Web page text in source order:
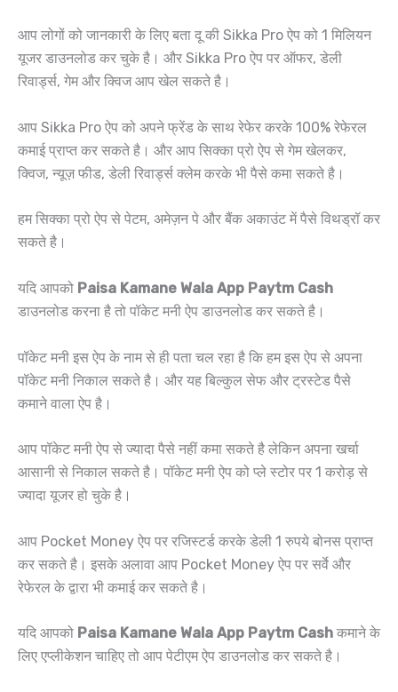
आप लोगों को जानकारी के लिए बता दू की Sikka Pro ऐप को 1 मिलियन
यूजर डाउनलोड कर चुके है। और Sikka Pro ऐप पर ऑफर, डेली
रिवार्ड्स, गेम और क्विज आप खेल सकते है।
आप Sikka Pro ऐप को अपने फ्रेंड के साथ रेफेर करके 100% रेफेरल
कमाई प्राप्त कर सकते है। और आप सिक्का प्रो ऐप से गेम खेलकर,
क्विज, न्यूज़ फीड, डेली रिवार्ड्स क्लेम करके भी पैसे कमा सकते है।
हम सिक्का प्रो ऐप से पेटम, अमेज़न पे और बैंक अकाउंट में पैसे विथड्रॉ कर
सकते है।
यदि आपको Paisa Kamane Wala App Paytm Cash
डाउनलोड करना है तो पॉकेट मनी ऐप डाउनलोड कर सकते है।
पॉकेट मनी इस ऐप के नाम से ही पता चल रहा है कि हम इस ऐप से अपना
पॉकेट मनी निकाल सकते है। और यह बिल्कुल सेफ और ट्रस्टेड पैसे
कमाने वाला ऐप है।
आप पॉकेट मनी ऐप से ज्यादा पैसे नहीं कमा सकते है लेकिन अपना खर्चा
आसानी से निकाल सकते है। पॉकेट मनी ऐप को प्ले स्टोर पर 1 करोड़ से
ज्यादा यूजर हो चुके है।
आप Pocket Money ऐप पर रजिस्टर्ड करके डेली 1 रुपये बोनस प्राप्त
कर सकते है। इसके अलावा आप Pocket Money ऐप पर सर्वे और
रेफेरल के द्वारा भी कमाई कर सकते है।
यदि आपको Paisa Kamane Wala App Paytm Cash कमाने के
लिए एप्लीकेशन चाहिए तो आप पेटीएम ऐप डाउनलोड कर सकते है।